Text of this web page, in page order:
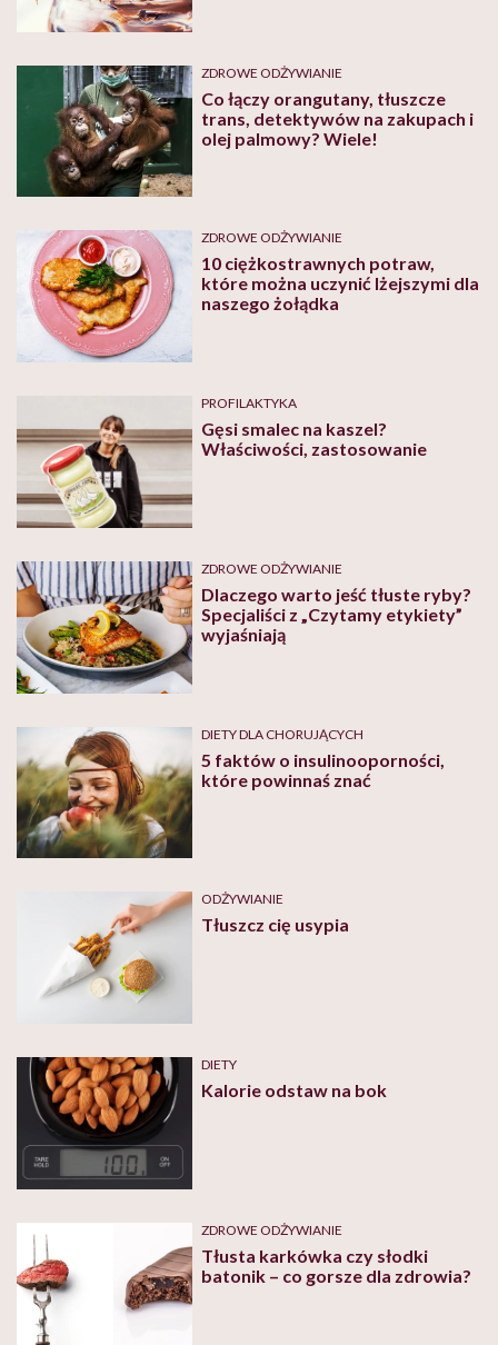
ZDROWE ODŻYWIANIE
Co łączy orangutany, tłuszcze
trans, detektywów na zakupach i
olej palmowy? Wiele!
ZDROWE ODŻYWIANIE
10 ciężkostrawnych potraw,
które można uczynić lżejszymi dla
naszego żołądka
PROFILAKTYKA
Gęsi smalec na kaszel?
Właściwości, zastosowanie
ZDROWE ODŻYWIANIE
Dlaczego warto jeść tłuste ryby?
Specjaliści z „Czytamy etykiety”
wyjaśniają
DIETY DLA CHORUJĄCYCH
5 faktów o insulinooporności,
które powinnaś znać
ODŻYWIANIE
Tłuszcz cię usypia
DIETY
Kalorie odstaw na bok
ZDROWE ODŻYWIANIE
Tłusta karkówka czy słodki
batonik – co gorsze dla zdrowia?